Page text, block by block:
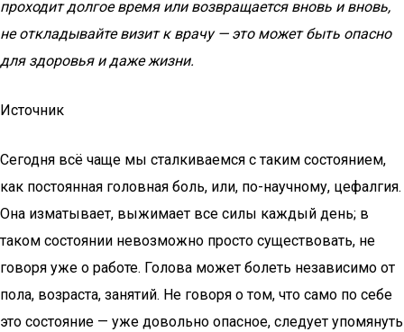
проходит долгое время или возвращается вновь и вновь,
не откладывайте визит к врачу — это может быть опасно
для здоровья и даже жизни.
Источник
Сегодня всё чаще мы сталкиваемся с таким состоянием,
как постоянная головная боль, или, по-научному, цефалгия.
Она изматывает, выжимает все силы каждый день; в
таком состоянии невозможно просто существовать, не
говоря уже о работе. Голова может болеть независимо от
пола, возраста, занятий. Не говоря о том, что само по себе
это состояние — уже довольно опасное, следует упомянуть